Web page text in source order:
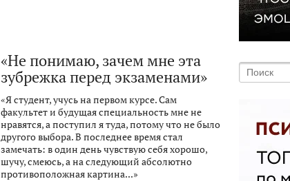
«Не понимаю, зачем мне эта
зубрежка перед экзаменами»
«Я студент, учусь на первом курсе. Сам
факультет и будущая специальность мне не
нравятся, а поступил я туда, потому что не было
другого выбора. В последнее время стал
замечать: в один день чувствую себя хорошо,
шучу, смеюсь, а на следующий абсолютно
противоположная картина...»